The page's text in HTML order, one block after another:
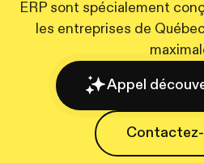
ERP sont spécialement
les entreprises de
Appel